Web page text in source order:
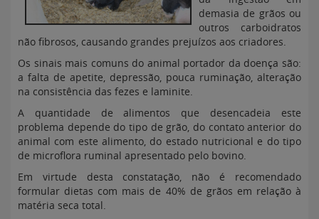
demasia de grãos ou
outros carboidratos
não fibrosos, causando grandes prejuízos aos criadores.
Os sinais mais comuns do animal portador da doença são:
a falta de apetite, depressão, pouca ruminação, alteração
na consistência das fezes e laminite.
A quantidade de alimentos que desencadeia este
problema depende do tipo de grão, do contato anterior do
animal com este alimento, do estado nutricional e do tipo
de microflora ruminal apresentado pelo bovino.
Em virtude desta constatação, não é recomendado
formular dietas com mais de 40% de grãos em relação à
matéria seca total.